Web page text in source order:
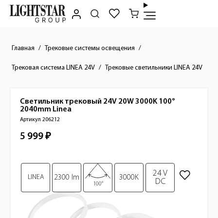
Главная Трековые системы освещения
Трековая система LINEA 24V Трековые светильники LINEA 24V
Краткое описание товара
Изображения товара
LINEA 2300 lm
100°
3000K
24 V
DC
Светильник трековый 24V 20W 3000K 100°
2040mm Linea
Артикул 206212
Стоимость товара
5 999 ₽